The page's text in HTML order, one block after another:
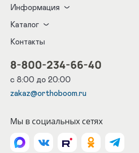
Информация
Каталог
Контакты
8-800-234-66-40
с 8:00 до 20:00
zakaz@orthoboom.ru
Мы в социальных сетях